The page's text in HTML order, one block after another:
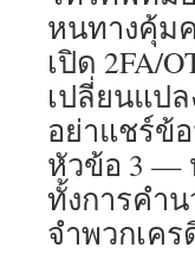
หนทางคุ้ม
เปิด 2FA/
เปลี่ยนแป
อย่าแชร์ข้
หัวข้อ 3 —
ทั้งการคำ
จำพวกเค